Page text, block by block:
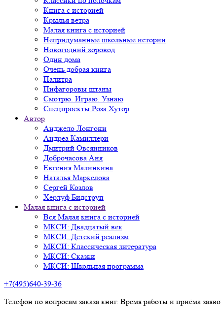
Книга с историей
Крылья ветра
Малая книга с историей
Непридуманные школьные истории
Новогодний хоровод
Один дома
Очень добрая книга
Палитра
Пифагоровы штаны
Смотрю. Играю. Узнаю
Спецпроекты Роза Хутор
Автор
Анджело Лонгони
Андреа Камиллери
Дмитрий Овсянников
Доброчасова Аня
Евгения Малинкина
Наталья Маркелова
Сергей Козлов
Херлуф Бидструп
Малая книга с историей
Вся Малая книга с историей
МКСИ: Двадцатый век
МКСИ: Детский реализм
МКСИ: Классическая литература
МКСИ: Сказки
МКСИ: Школьная программа
+7(495)640-39-36
Телефон по вопросам заказа книг. Время работы и приёма